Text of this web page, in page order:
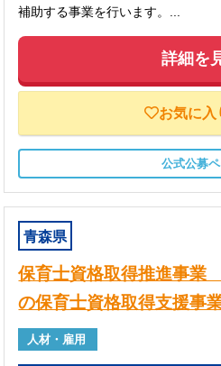
補助する事業を行います。...
詳細を
お気に入
公式公募
青森県
保育士資格取得推進事業
の保育士資格取得支援事
人材・雇用